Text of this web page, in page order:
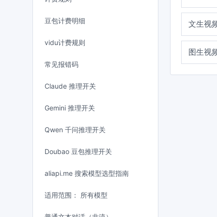
豆包计费明细
vidu计费规则
常见报错码
Claude 推理开关
Gemini 推理开关
Qwen 千问推理开关
Doubao 豆包推理开关
aliapi.me 搜索模型选型指南
适用范围： 所有模型
文生视
图生视